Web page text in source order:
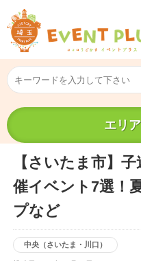
エリ
【さいたま市】
催イベント7選！
プなど
中央（さいたま・川口）